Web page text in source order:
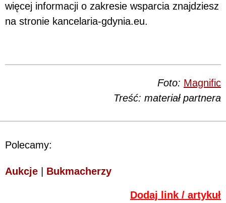
więcej informacji o zakresie wsparcia znajdziesz
na stronie kancelaria-gdynia.eu.
Foto: Magnific
Treść: materiał partnera
Polecamy:
Aukcje Bukmacherzy
Dodaj link / artykuł